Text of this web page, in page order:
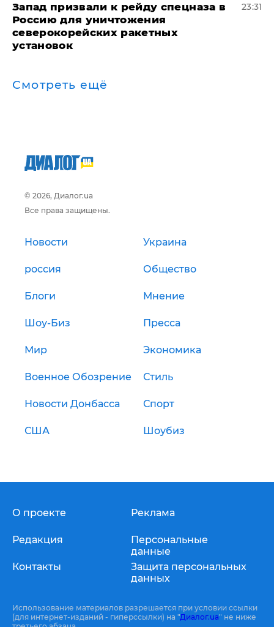
Запад призвали к рейду спецназа в
Россию для уничтожения
северокорейских ракетных
установок
23:31
Смотреть ещё
© 2026, Диалог.ua
Все права защищены.
Новости Украина
россия Общество
Блоги Мнение
Шоу-Биз Пресса
Мир Экономика
Военное Обозрение Стиль
Новости Донбасса Спорт
США Шоубиз
О проекте
Редакция
Контакты
Реклама
Персональные
данные
Защита персональных
данных
Использование материалов разрешается при условии ссылки
(для интернет-изданий - гиперссылки) на "Диалог.ua" не ниже